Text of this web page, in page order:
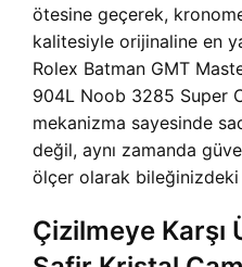
ötesine geçerek,
kalitesiyle orijinaline en
Rolex Batman GMT
904L Noob 3285 Super
mekanizma sayesinde
değil, aynı zamanda
ölçer olarak bileğinizdeki
Çizilmeye Karşı